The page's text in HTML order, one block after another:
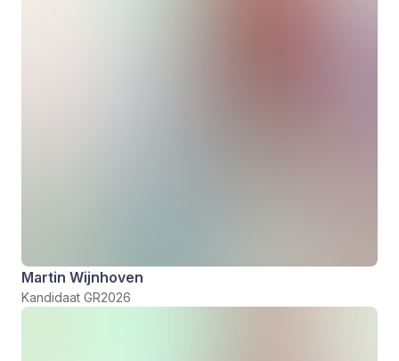
Martin Wijnhoven
Kandidaat GR2026